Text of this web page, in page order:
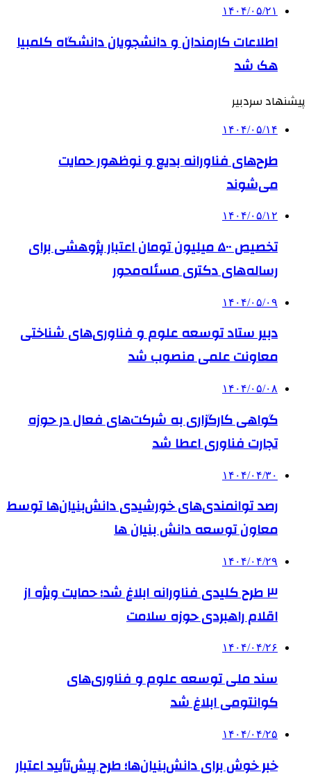
۱۴۰۴/۰۵/۲۱
اطلاعات کارمندان و دانشجویان دانشگاه کلمبیا
هک شد
پیشنهاد سردبیر
۱۴۰۴/۰۵/۱۴
طرح‌های فناورانه بدیع و نوظهور حمایت
می‌شوند
۱۴۰۴/۰۵/۱۲
تخصیص ۵۰۰ میلیون تومان اعتبار پژوهشی برای
رساله‌های دکتری مسئله‌محور
۱۴۰۴/۰۵/۰۹
دبیر ستاد توسعه علوم و فناوری‌های شناختی
معاونت علمی منصوب شد
۱۴۰۴/۰۵/۰۸
گواهی کارگزاری به شرکت‌های فعال در حوزه
تجارت فناوری اعطا شد
۱۴۰۴/۰۴/۳۰
رصد توانمندی‌های خورشیدی دانش‌بنیان‌ها توسط
معاون توسعه دانش‌ بنیان ها
۱۴۰۴/۰۴/۲۹
۳ طرح کلیدی فناورانه ابلاغ شد؛ حمایت ویژه از
اقلام راهبردی حوزه سلامت
۱۴۰۴/۰۴/۲۶
سند ملی توسعه علوم و فناوری‌های
کوانتومی ابلاغ شد
۱۴۰۴/۰۴/۲۵
خبر خوش برای دانش‌بنیان‌ها؛ طرح پیش‌تأیید اعتبار